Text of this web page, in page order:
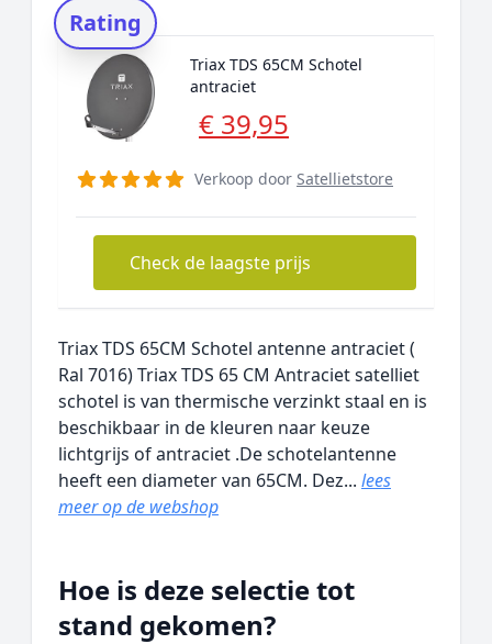
Rating
Triax TDS 65CM Schotel
antraciet
€ 39,95
Verkoop door Satellietstore
Check de laagste prijs
Triax TDS 65CM Schotel antenne antraciet (
Ral 7016) Triax TDS 65 CM Antraciet satelliet
schotel is van thermische verzinkt staal en is
beschikbaar in de kleuren naar keuze
lichtgrijs of antraciet .De schotelantenne
heeft een diameter van 65CM. Dez... lees
meer op de webshop
Hoe is deze selectie tot
stand gekomen?